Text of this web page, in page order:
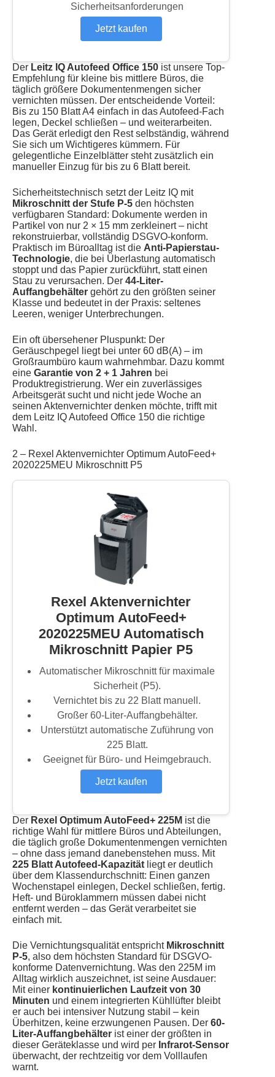
Sicherheitsanforderungen
Jetzt kaufen
Der Leitz IQ Autofeed Office 150 ist unsere Top-
Empfehlung für kleine bis mittlere Büros, die
täglich größere Dokumentenmengen sicher
vernichten müssen. Der entscheidende Vorteil:
Bis zu 150 Blatt A4 einfach in das Autofeed-Fach
legen, Deckel schließen – und weiterarbeiten.
Das Gerät erledigt den Rest selbständig, während
Sie sich um Wichtigeres kümmern. Für
gelegentliche Einzelblätter steht zusätzlich ein
manueller Einzug für bis zu 6 Blatt bereit.
Sicherheitstechnisch setzt der Leitz IQ mit
Mikroschnitt der Stufe P-5 den höchsten
verfügbaren Standard: Dokumente werden in
Partikel von nur 2 × 15 mm zerkleinert – nicht
rekonstruierbar, vollständig DSGVO-konform.
Praktisch im Büroalltag ist die Anti-Papierstau-
Technologie, die bei Überlastung automatisch
stoppt und das Papier zurückführt, statt einen
Stau zu verursachen. Der 44-Liter-
Auffangbehälter gehört zu den größten seiner
Klasse und bedeutet in der Praxis: seltenes
Leeren, weniger Unterbrechungen.
Ein oft übersehener Pluspunkt: Der
Geräuschpegel liegt bei unter 60 dB(A) – im
Großraumbüro kaum wahrnehmbar. Dazu kommt
eine Garantie von 2 + 1 Jahren bei
Produktregistrierung. Wer ein zuverlässiges
Arbeitsgerät sucht und nicht jede Woche an
seinen Aktenvernichter denken möchte, trifft mit
dem Leitz IQ Autofeed Office 150 die richtige
Wahl.
2 – Rexel Aktenvernichter Optimum AutoFeed+
2020225MEU Mikroschnitt P5
Rexel Aktenvernichter
Optimum AutoFeed+
2020225MEU Automatisch
Mikroschnitt Papier P5
Automatischer Mikroschnitt für maximale
Sicherheit (P5).
Vernichtet bis zu 22 Blatt manuell.
Großer 60-Liter-Auffangbehälter.
Unterstützt automatische Zuführung von
225 Blatt.
Geeignet für Büro- und Heimgebrauch.
Jetzt kaufen
Der Rexel Optimum AutoFeed+ 225M ist die
richtige Wahl für mittlere Büros und Abteilungen,
die täglich große Dokumentenmengen vernichten
– ohne dass jemand danebenstehen muss. Mit
225 Blatt Autofeed-Kapazität liegt er deutlich
über dem Klassendurchschnitt: Einen ganzen
Wochenstapel einlegen, Deckel schließen, fertig.
Heft- und Büroklammern müssen dabei nicht
entfernt werden – das Gerät verarbeitet sie
einfach mit.
Die Vernichtungsqualität entspricht Mikroschnitt
P-5, also dem höchsten Standard für DSGVO-
konforme Datenvernichtung. Was den 225M im
Alltag wirklich auszeichnet, ist seine Ausdauer:
Mit einer kontinuierlichen Laufzeit von 30
Minuten und einem integrierten Kühllüfter bleibt
er auch bei intensiver Nutzung stabil – kein
Überhitzen, keine erzwungenen Pausen. Der 60-
Liter-Auffangbehälter ist einer der größten in
dieser Geräteklasse und wird per Infrarot-Sensor
überwacht, der rechtzeitig vor dem Volllaufen
warnt.